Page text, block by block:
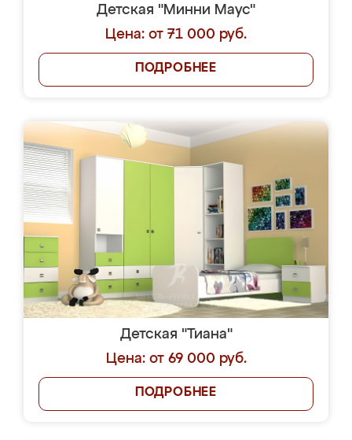
Детская "Минни Маус"
Цена: от 71 000 руб.
ПОДРОБНЕЕ
Детская "Тиана"
Цена: от 69 000 руб.
ПОДРОБНЕЕ